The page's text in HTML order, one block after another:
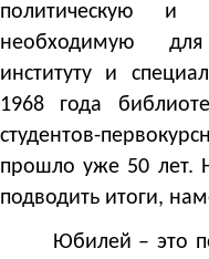
политическую и
необходимую
институту и
1968 года
студентов-
прошло уже 50 лет.
подводить итоги,
Юбилей – это